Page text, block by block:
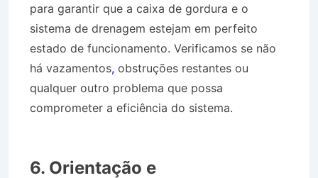
para garantir que a caixa de gordura e o
sistema de drenagem estejam em perfeito
estado de funcionamento. Verificamos se não
há vazamentos, obstruções restantes ou
qualquer outro problema que possa
comprometer a eficiência do sistema.
6. Orientação e